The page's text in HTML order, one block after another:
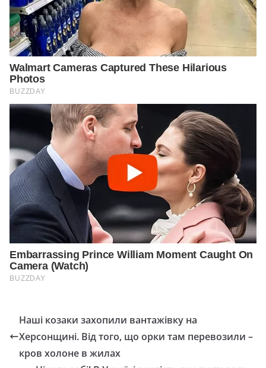
Наші козаки захопили вантажівку на
Херсонщині. Від того, що орки там перевозили –
кров холоне в жилах